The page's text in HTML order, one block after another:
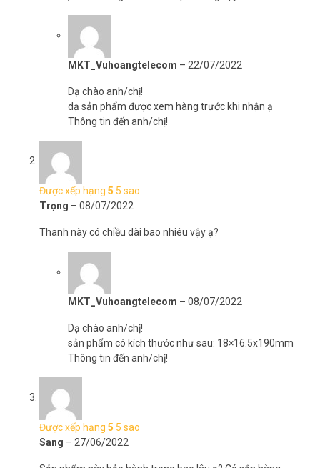
MKT_Vuhoangtelecom – 22/07/2022
Dạ chào anh/chị!
dạ sản phẩm được xem hàng trước khi nhận ạ
Thông tin đến anh/chị!
Được xếp hạng 5 5 sao
Trọng – 08/07/2022
Thanh này có chiều dài bao nhiêu vậy ạ?
MKT_Vuhoangtelecom – 08/07/2022
Dạ chào anh/chị!
sản phẩm có kích thước như sau: 18×16.5x190mm
Thông tin đến anh/chị!
Được xếp hạng 5 5 sao
Sang – 27/06/2022